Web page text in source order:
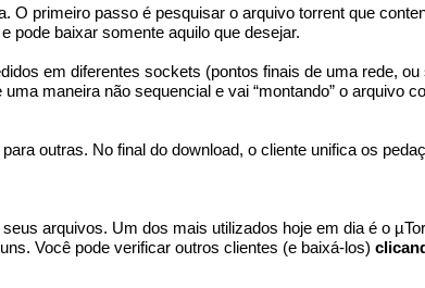
O primeiro passo é pesquisar o arquivo torrent que
pode baixar somente aquilo que desejar.
em diferentes sockets (pontos finais de uma rede,
maneira não sequencial e vai “montando” o arquivo
outras. No final do download, o cliente unifica os
arquivos. Um dos mais utilizados hoje em dia é o
Você pode verificar outros clientes (e baixá-los)